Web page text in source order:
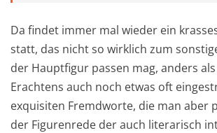
Da findet immer mal wieder ein
statt, das nicht so wirklich zum
der Hauptfigur passen mag, anders
Erachtens auch noch etwas oft
exquisiten Fremdworte, die man aber
der Figurenrede der auch literarisch